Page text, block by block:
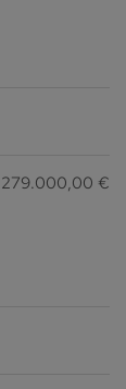
279.000,00 €